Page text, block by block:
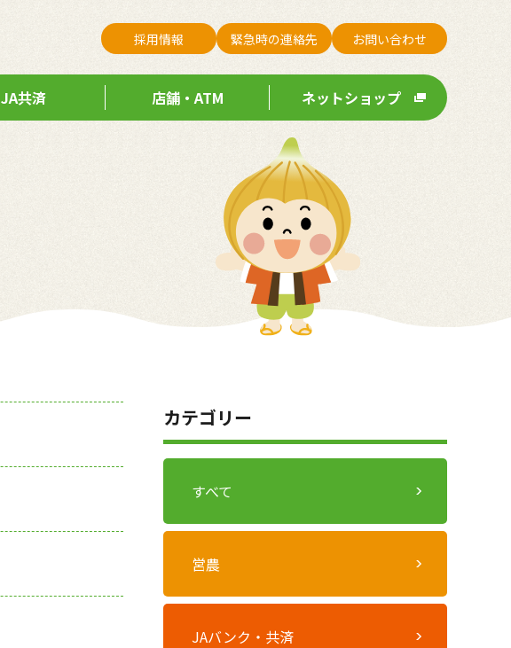
採用情報 緊急時の連絡先 お問い合わせ
JA共済 店舗・ATM ネットショップ
カテゴリー
すべて
営農
JAバンク・共済